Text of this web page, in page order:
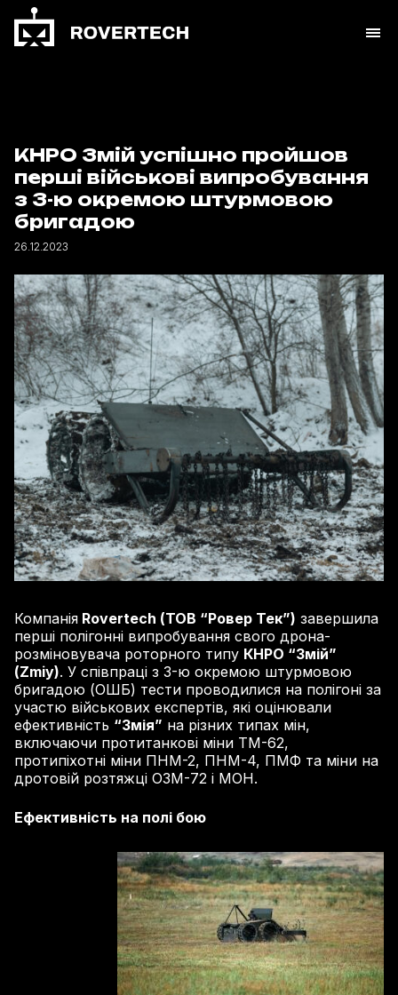
КНРО Змій успішно пройшов
перші військові випробування
з 3-ю окремою штурмовою
бригадою
26.12.2023
Компанія Rovertech (ТОВ “Ровер Тек”) завершила
перші полігонні випробування свого дрона-
розміновувача роторного типу КНРО “Змій”
(Zmiy). У співпраці з 3-ю окремою штурмовою
бригадою (ОШБ) тести проводилися на полігоні за
участю військових експертів, які оцінювали
ефективність “Змія” на різних типах мін,
включаючи протитанкові міни ТМ-62,
протипіхотні міни ПНМ-2, ПНМ-4, ПМФ та міни на
дротовій розтяжці ОЗМ-72 і МОН.
Ефективність на полі бою